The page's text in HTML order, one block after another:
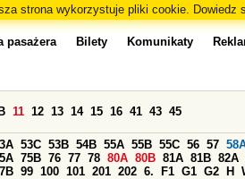
strona wykorzystuje pliki cookie. Dowiedz
pasażera Bilety Komunikaty
11 12 13 14 15 16 41 43 45
53C 53B 54B 55A 55B 55C 56 57
75B 76 77 78 80A 80B 81A 81B 82A
99 100 101 201 202 6. F1 G1 G2 H